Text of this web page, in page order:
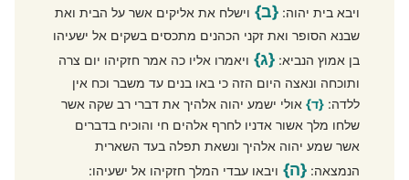
ויבא בית יהוה:{ב} וישלח את אליקים אשר על הבית ואת
שבנא הסופר ואת זקני הכהנים מתכסים בשקים אל ישעיהו
בן אמוץ הנביא:{ג} ויאמרו אליו כה אמר חזקיהו יום צרה
ותוכחה ונאצה היום הזה כי באו בנים עד משבר וכח אין
ללדה:{ד} אולי ישמע יהוה אלהיך את דברי רב שקה אשר
שלחו מלך אשור אדניו לחרף אלהים חי והוכיח בדברים
אשר שמע יהוה אלהיך ונשאת תפלה בעד השארית
הנמצאה:{ה} ויבאו עבדי המלך חזקיהו אל ישעיהו: